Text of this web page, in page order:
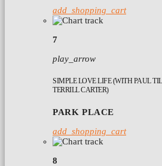
add_shopping_cart
7
play_arrow
SIMPLE LOVE LIFE (WITH PAUL
TERRILL CARTER)
PARK PLACE
add_shopping_cart
8